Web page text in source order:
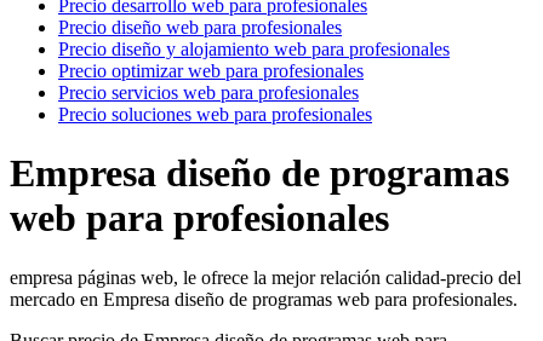
Precio desarrollo web para profesionales
Precio diseño web para profesionales
Precio diseño y alojamiento web para profesionales
Precio optimizar web para profesionales
Precio servicios web para profesionales
Precio soluciones web para profesionales
Empresa diseño de programas
web para profesionales
empresa páginas web, le ofrece la mejor relación calidad-precio del
mercado en Empresa diseño de programas web para profesionales.